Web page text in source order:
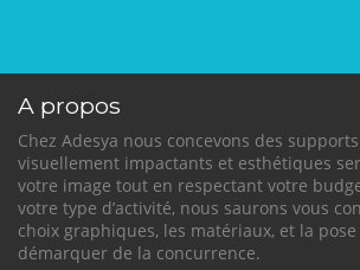
actualités et offres
A propos
Chez Adesya nous concevons des
visuellement impactants et esthétiques
votre image tout en respectant votre
votre type d’activité, nous saurons vous
choix graphiques, les matériaux, et la
démarquer de la concurrence.